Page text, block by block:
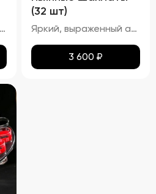
Дегустационный сет из шести настоек представляет собой набор различных видов настоек, предназначенных для дегустации. Органолептическая оценка таких напитков включает анализ их внешнего вида, аромата, вкуса и послевкусия. Должны ощущаться характерные ноты используемых ингредиентов ( ягод, фруктов и т.п.). Гармоничность: Ароматы компонентов должны сочетаться между собой, создавая сбалансированный букет. Вкус: Сладость/горечь/кислота: В зависимости от рецепта настойки могут иметь сладковатый, горьковатый или кисловатый вкус. Терпкость: Некоторые настойки могут обладать терпким вкусом.(гранат-малина) Послевкусие: Должно быть продолжительным и приятным, раскрывающим дополнительные оттенки вкусов.
(32 шт)
Яркий, выраженный аромат основного фрукта или ягоды, с дополнительными нотками других ингредиентов (например, ваниль, улун, барбарис). Вкус: Сбалансированный вкус, где основной акцент сделан на фруктовом или ягодном компоненте, с гармоничным дополнением других ингредиентов. Алкоголь должен быть хорошо интегрированным, не перебивая остальные вкусы.
3 600 ₽